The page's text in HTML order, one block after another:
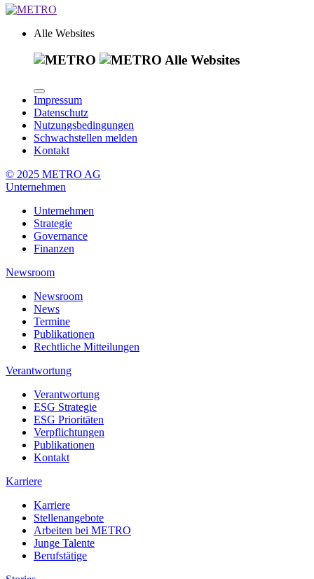
Alle Websites
Alle Websites
Impressum
Datenschutz
Nutzungsbedingungen
Schwachstellen melden
Kontakt
© 2025 METRO AG
Unternehmen
Unternehmen
Strategie
Governance
Finanzen
Newsroom
Newsroom
News
Termine
Publikationen
Rechtliche Mitteilungen
Verantwortung
Verantwortung
ESG Strategie
ESG Prioritäten
Verpflichtungen
Publikationen
Kontakt
Karriere
Karriere
Stellenangebote
Arbeiten bei METRO
Junge Talente
Berufstätige